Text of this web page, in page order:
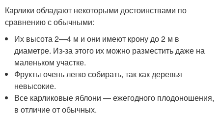
Карлики обладают некоторыми достоинствами по
сравнению с обычными:
Их высота 2—4 м и они имеют крону до 2 м в
диаметре. Из-за этого их можно разместить даже на
маленьком участке.
Фрукты очень легко собирать, так как деревья
невысокие.
Все карликовые яблони — ежегодного плодоношения,
в отличие от обычных.